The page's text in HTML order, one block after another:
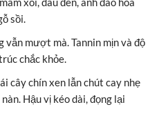
sồi.
vẫn mượt mà. Tannin mịn và độ
chắc khỏe.
cây chín xen lẫn chút cay nhẹ
Hậu vị kéo dài, đọng lại